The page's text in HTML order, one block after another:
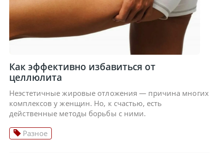
Как эффективно избавиться от
целлюлита
Неэстетичные жировые отложения — причина многих
комплексов у женщин. Но, к счастью, есть
действенные методы борьбы с ними.
Разное